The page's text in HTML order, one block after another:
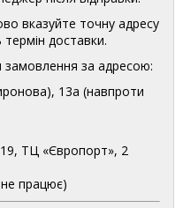
вказуйте точну адресу
доставки.
за адресою:
13а (навпроти
ТЦ «Європорт», 2
працює)